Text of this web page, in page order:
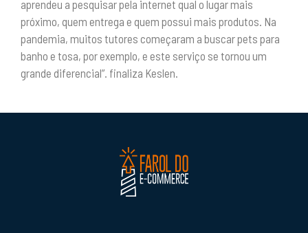
aprendeu a pesquisar pela internet qual o lugar mais
próximo, quem entrega e quem possui mais produtos. Na
pandemia, muitos tutores começaram a buscar pets para
banho e tosa, por exemplo, e este serviço se tornou um
grande diferencial”. finaliza Keslen.